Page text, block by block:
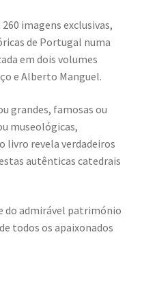
imagens exclusivas,
de Portugal numa
em dois volumes
e Alberto Manguel.
grandes, famosas ou
museológicas,
livro revela verdadeiros
autênticas catedrais
do admirável património
todos os apaixonados